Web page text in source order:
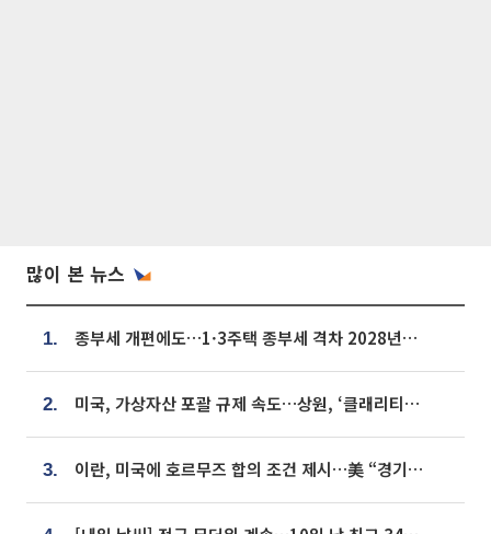
많이 본 뉴스
1. 종부세 개편에도…1·3주택 종부세 격차 2028년부터 확대
2. 미국, 가상자산 포괄 규제 속도…상원, ‘클래리티법’ 9월 절차투표 추진
3. 이란, 미국에 호르무즈 합의 조건 제시…美 “경기 아직 안 끝나” [종합]